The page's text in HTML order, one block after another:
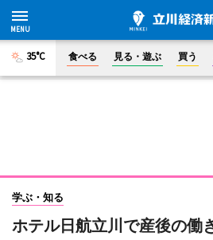
35°C 食べる 見る・遊ぶ 買う
学ぶ・知る
ホテル日航立川で産後の働